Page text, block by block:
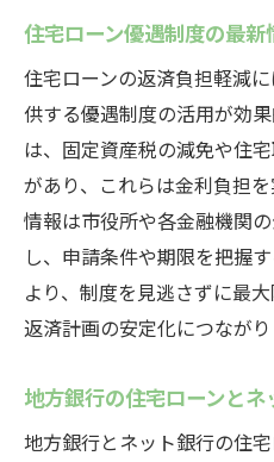
住宅ローン優遇制度の最新
住宅ローンの返済負担軽減
供する優遇制度の活用が効
は、固定資産税の減免や住
があり、これらは金利負担
情報は市役所や各金融機関
し、申請条件や期限を把握
より、制度を見逃さずに最
返済計画の安定化につながり
地方銀行の住宅ローンと
地方銀行とネット銀行の住